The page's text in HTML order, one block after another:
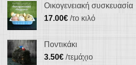
Οικογενειακή συσκευασία
17.00€ /το κιλό
Ποντικάκι
3.50€ /τεμάχιο